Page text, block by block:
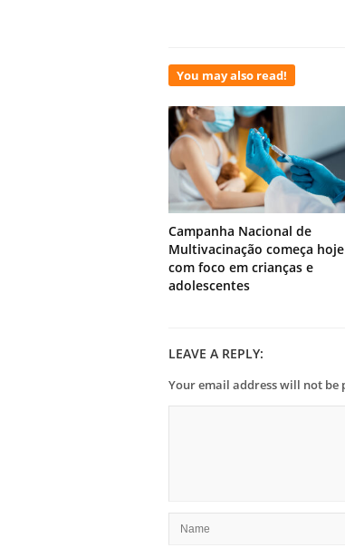
You may also read!
Campanha Nacional de
Multivacinação começa hoje
com foco em crianças e
adolescentes
LEAVE A REPLY:
Your email address will not be